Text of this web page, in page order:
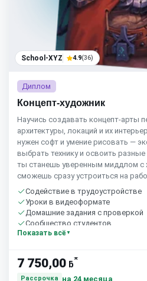
School-XYZ 4.9(36)
Диплом
Концепт-художник
Научись создавать концепт-арты
архитектуры, локаций и их
нужен софт и умение рисовать —
выбрать технику и освоить
ты станешь уверенным миддлом с
сможешь сразу устроиться на
Содействие в трудоустройстве
Уроки в видеоформате
Домашние задания с проверкой
Сообщество студентов
Показать всё
7 750,00 ƃ*
Рассрочка на 24 месяца